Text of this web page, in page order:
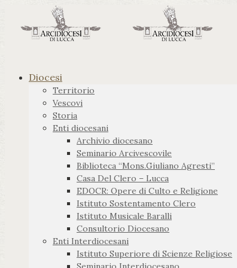
Diocesi
Territorio
Vescovi
Storia
Enti diocesani
Archivio diocesano
Seminario Arcivescovile
Biblioteca “Mons.Giuliano Agresti”
Casa Del Clero – Lucca
EDOCR: Opere di Culto e Religione
Istituto Sostentamento Clero
Istituto Musicale Baralli
Consultorio Diocesano
Enti Interdiocesani
Istituto Superiore di Scienze Religiose